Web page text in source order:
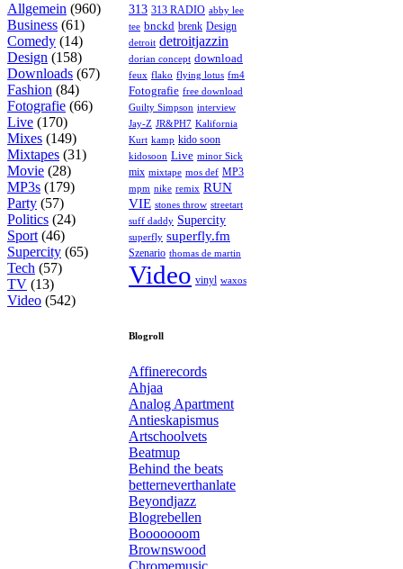
Allgemein (960)
Business (61)
Comedy (14)
Design (158)
Downloads (67)
Fashion (84)
Fotografie (66)
Live (170)
Mixes (149)
Mixtapes (31)
Movie (28)
MP3s (179)
Party (57)
Politics (24)
Sport (46)
Supercity (65)
Tech (57)
TV (13)
Video (542)
313 313 RADIO abby lee
tee bnckd brenk Design
detroit detroitjazzin
dorian concept download
feux flako flying lotus fm4
Fotografie free download
Guilty Simpson interview
Jay-Z JR&PH7 Kalifornia
Kurt kamp kido soon
kidosoon Live minor Sick
mix mixtape mos def MP3
mpm nike remix RUN
VIE stones throw streetart
suff daddy Supercity
superfly superfly.fm
Szenario thomas de martin
Video vinyl waxos
Blogroll
Affinerecords
Ahjaa
Analog Apartment
Antieskapismus
Artschoolvets
Beatmup
Behind the beats
betterneverthanlate
Beyondjazz
Blogrebellen
Booooooom
Brownswood
Chromemusic